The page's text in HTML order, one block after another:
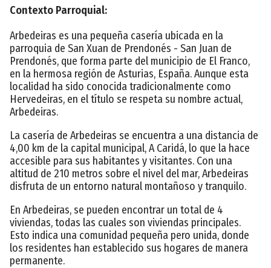
Contexto Parroquial:
Arbedeiras es una pequeña casería ubicada en la
parroquia de San Xuan de Prendonés - San Juan de
Prendonés, que forma parte del municipio de El Franco,
en la hermosa región de Asturias, España. Aunque esta
localidad ha sido conocida tradicionalmente como
Hervedeiras, en el título se respeta su nombre actual,
Arbedeiras.
La casería de Arbedeiras se encuentra a una distancia de
4,00 km de la capital municipal, A Caridá, lo que la hace
accesible para sus habitantes y visitantes. Con una
altitud de 210 metros sobre el nivel del mar, Arbedeiras
disfruta de un entorno natural montañoso y tranquilo.
En Arbedeiras, se pueden encontrar un total de 4
viviendas, todas las cuales son viviendas principales.
Esto indica una comunidad pequeña pero unida, donde
los residentes han establecido sus hogares de manera
permanente.